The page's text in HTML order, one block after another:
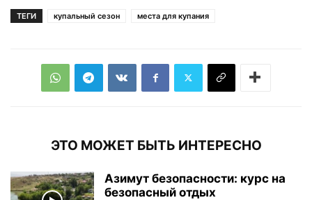
ТЕГИ купальный сезон места для купания
ЭТО МОЖЕТ БЫТЬ ИНТЕРЕСНО
Азимут безопасности: курс на
безопасный отдых